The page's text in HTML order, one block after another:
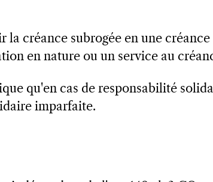
la créance subrogée en une créance
en nature ou un service au
qu'en cas de responsabilité
imparfaite.